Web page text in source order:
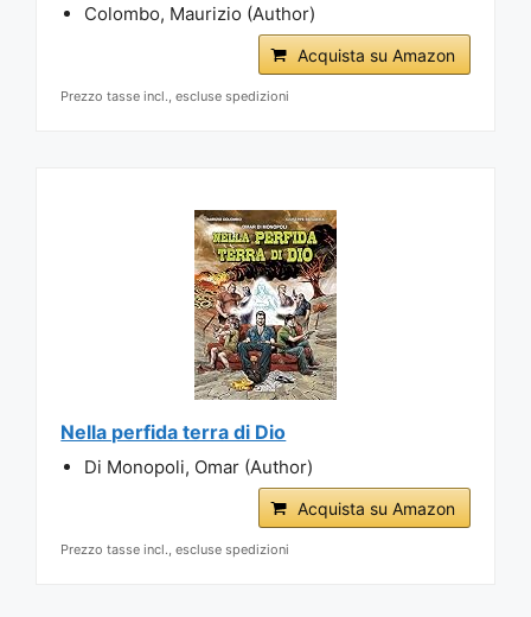
Colombo, Maurizio (Author)
Acquista su Amazon
Prezzo tasse incl., escluse spedizioni
Nella perfida terra di Dio
Di Monopoli, Omar (Author)
Acquista su Amazon
Prezzo tasse incl., escluse spedizioni